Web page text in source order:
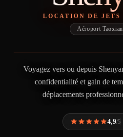
LOCATION DE JETS
Aéroport
Voyagez vers ou depuis
confidentialité et gain de
déplacements
4,9/5